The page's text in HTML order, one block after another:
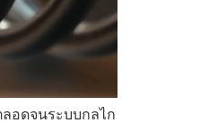
อดจนระบบกลไก